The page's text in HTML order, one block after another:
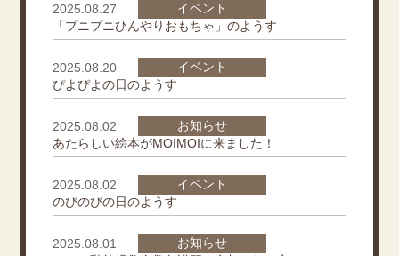
2025.08.27
イベント
「プニプニひんやりおもちゃ」のようす
2025.08.20
イベント
ぴよぴよの日のようす
2025.08.02
お知らせ
あたらしい絵本がMOIMOIに来ました！
2025.08.02
イベント
のびのびの日のようす
2025.08.01
お知らせ